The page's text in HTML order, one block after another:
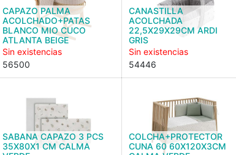
CAPAZO PALMA
ACOLCHADO+PATAS
BLANCO MIO CUCO
ATLANTA BEIGE
Sin existencias
56500
CANASTILLA
ACOLCHADA
22,5X29X29CM ARDI
GRIS
Sin existencias
54446
SABANA CAPAZO 3 PCS
35X80X1 CM CALMA
COLCHA+PROTECTOR
CUNA 60 60X120X3CM